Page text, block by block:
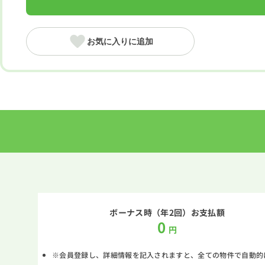
お気に入りに追加
ボーナス時（年2回）お支払額
0 円
※会員登録し、詳細情報を記入されますと、全ての物件で自動